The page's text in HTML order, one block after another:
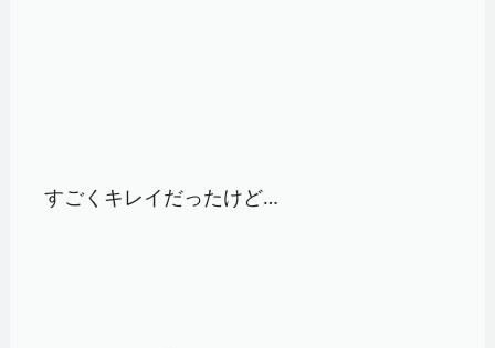
すごくキレイだったけど…